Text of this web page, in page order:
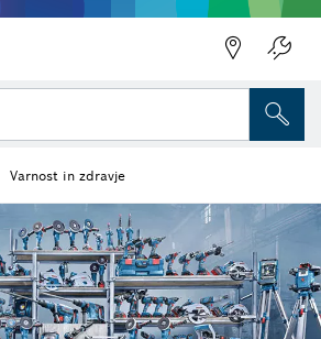
Varnost in zdravje